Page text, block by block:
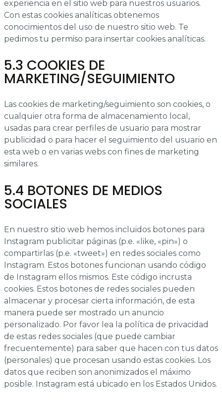
experiencia en el sitio web para nuestros usuarios.
Con estas cookies analíticas obtenemos
conocimientos del uso de nuestro sitio web. Te
pedimos tu permiso para insertar cookies analíticas.
5.3 COOKIES DE
MARKETING/SEGUIMIENTO
Las cookies de marketing/seguimiento son cookies, o
cualquier otra forma de almacenamiento local,
usadas para crear perfiles de usuario para mostrar
publicidad o para hacer el seguimiento del usuario en
esta web o en varias webs con fines de marketing
similares.
5.4 BOTONES DE MEDIOS
SOCIALES
En nuestro sitio web hemos incluidos botones para
Instagram publicitar páginas (p.e. «like, «pin») o
compartirlas (p.e. «tweet») en redes sociales como
Instagram. Estos botones funcionan usando código
de Instagram ellos mismos. Este código incrusta
cookies. Estos botones de redes sociales pueden
almacenar y procesar cierta información, de esta
manera puede ser mostrado un anuncio
personalizado. Por favor lea la política de privacidad
de estas redes sociales (que puede cambiar
frecuentemente) para saber que hacen con tus datos
(personales) que procesan usando estas cookies. Los
datos que reciben son anonimizados el máximo
posible. Instagram está ubicado en los Estados Unidos.